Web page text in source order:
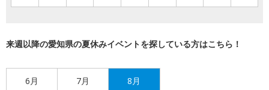
来週以降の愛知県の夏休みイベントを探している方はこちら！
6月 7月 8月